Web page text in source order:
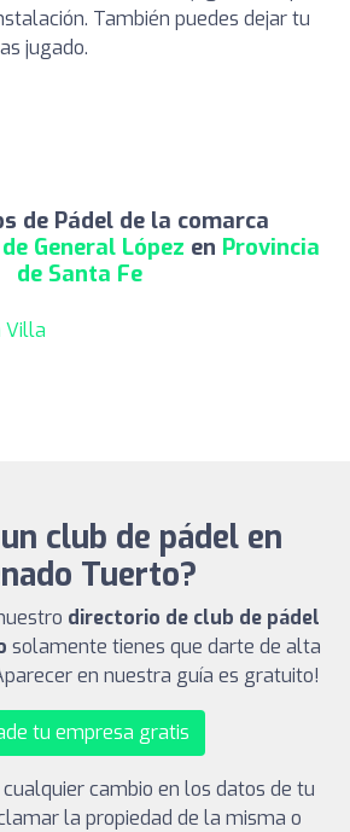
También puedes dejar tu
jugado.
de Pádel de la comarca
General López en Provincia
de Santa Fe
Villa
club de pádel en
Tuerto?
directorio de club de pádel
solamente tienes que darte de alta
en nuestra guía es gratuito!
tu empresa gratis
cambio en los datos de tu
la propiedad de la misma o